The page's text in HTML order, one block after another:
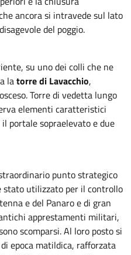
ancora si intravede sul lato
del poggio.
su uno dei colli che ne
latorre di Lavacchio,
Torre di vedetta lungo
elementi caratteristici
portale sopraelevato e due
punto strategico
stato utilizzato per il controllo
e del Panaro e di gran
apprestamenti militari,
scomparsi. Al loro posto si
epoca matildica, rafforzata